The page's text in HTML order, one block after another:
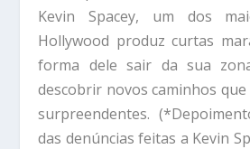
Kevin Spacey, um dos
Hollywood produz curtas
forma dele sair da sua
descobrir novos caminhos
surpreendentes.
das denúncias feitas a Kevin